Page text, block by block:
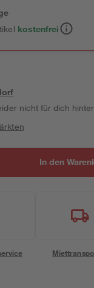
kostenfrei
nicht für dich
In den